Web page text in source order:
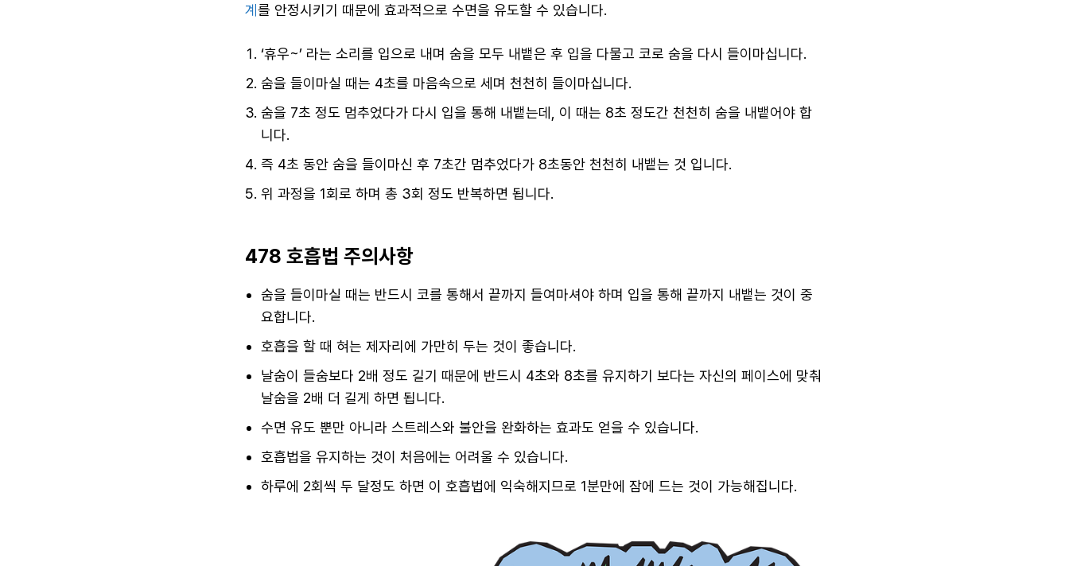
계를 안정시키기 때문에 효과적으로 수면을 유도할 수 있습니다.
‘휴우~’ 라는 소리를 입으로 내며 숨을 모두 내뱉은 후 입을 다물고 코로 숨을 다시 들이마십니다.
숨을 들이마실 때는 4초를 마음속으로 세며 천천히 들이마십니다.
숨을 7초 정도 멈추었다가 다시 입을 통해 내뱉는데, 이 때는 8초 정도간 천천히 숨을 내뱉어야 합
니다.
즉 4초 동안 숨을 들이마신 후 7초간 멈추었다가 8초동안 천천히 내뱉는 것 입니다.
위 과정을 1회로 하며 총 3회 정도 반복하면 됩니다.
478 호흡법 주의사항
숨을 들이마실 때는 반드시 코를 통해서 끝까지 들여마셔야 하며 입을 통해 끝까지 내뱉는 것이 중
요합니다.
호흡을 할 때 혀는 제자리에 가만히 두는 것이 좋습니다.
날숨이 들숨보다 2배 정도 길기 때문에 반드시 4초와 8초를 유지하기 보다는 자신의 페이스에 맞춰
날숨을 2배 더 길게 하면 됩니다.
수면 유도 뿐만 아니라 스트레스와 불안을 완화하는 효과도 얻을 수 있습니다.
호흡법을 유지하는 것이 처음에는 어려울 수 있습니다.
하루에 2회씩 두 달정도 하면 이 호흡법에 익숙해지므로 1분만에 잠에 드는 것이 가능해집니다.